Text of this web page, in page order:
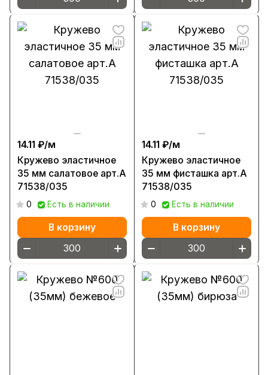
14.11 ₽/м
Кружево эластичное
35 мм салатовое арт.А
71538/035
0 Есть в наличии
В корзину
14.11 ₽/м
Кружево эластичное
35 мм фисташка арт.А
71538/035
0 Есть в наличии
В корзину